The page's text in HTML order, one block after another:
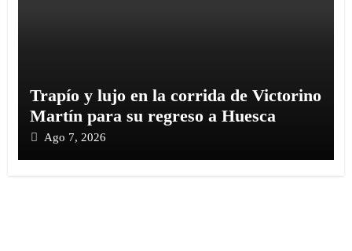
Trapío y lujo en la corrida de Victorino
Martín para su regreso a Huesca
Ago 7, 2026